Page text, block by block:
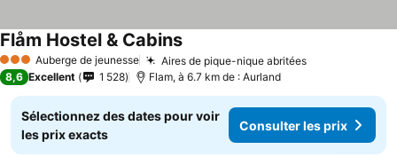
3 ÉtoilesAuberge de jeunesse Aires de pique-nique abritées
Flåm Hostel & Cabins
8,6 Excellent 1 528 Flam, à 6.7 km de : Aurland
Sélectionnez des dates pour voir
les prix exacts
Consulter les prix